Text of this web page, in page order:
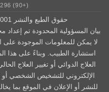
(+90) 212296 17 57
حقوق الطبع والنشر 2001 - 2026 ©
بيان المسؤولية المحدودة تم إعداد
لا يمكن للمعلومات الموجودة
استشارة الطبيب. وبناءً على هذا
العلاج الدوائي أو تغيير العلاج
الإلكتروني للتشخيص الشخصي أو
للنشر أو الإعلان في الموقع بما